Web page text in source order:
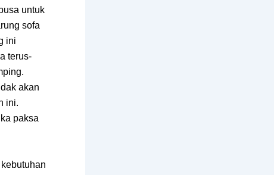
untuk
sofa
ini
terus-
akan
ini.
paksa